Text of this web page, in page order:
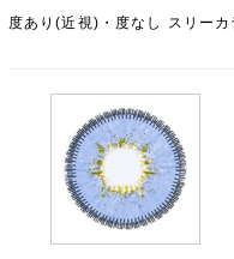
度あり(近視)・度なし スリーカ